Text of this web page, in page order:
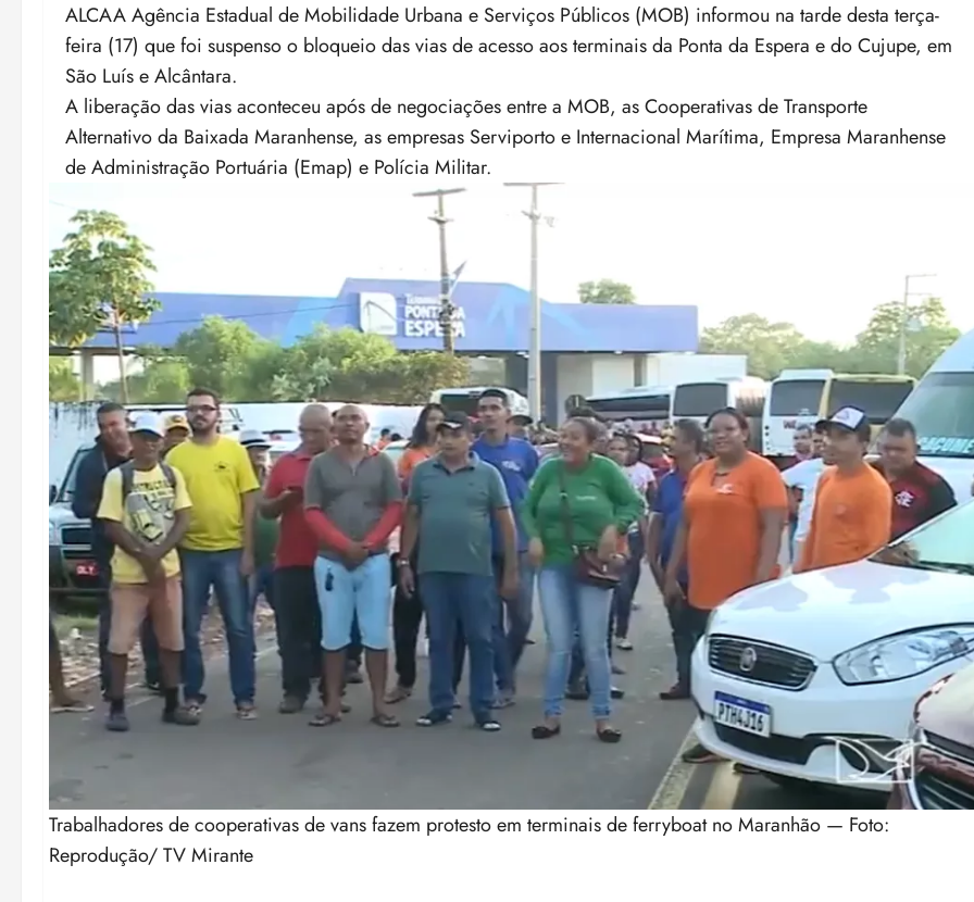
ALCAA Agência Estadual de Mobilidade Urbana e Serviços Públicos (MOB) informou na tarde desta terça-
feira (17) que foi suspenso o bloqueio das vias de acesso aos terminais da Ponta da Espera e do Cujupe, em
São Luís e Alcântara.
A liberação das vias aconteceu após de negociações entre a MOB, as Cooperativas de Transporte
Alternativo da Baixada Maranhense, as empresas Serviporto e Internacional Marítima, Empresa Maranhense
de Administração Portuária (Emap) e Polícia Militar.
Trabalhadores de cooperativas de vans fazem protesto em terminais de ferryboat no Maranhão — Foto:
Reprodução/ TV Mirante